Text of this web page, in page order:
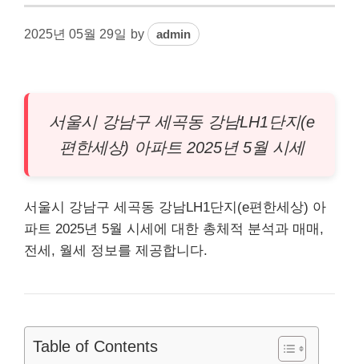
2025년 05월 29일 by admin
서울시 강남구 세곡동 강남LH1단지(e
편한세상) 아파트 2025년 5월 시세
서울시 강남구 세곡동 강남LH1단지(e편한세상) 아
파트 2025년 5월 시세에 대한 총체적 분석과 매매,
전세, 월세 정보를 제공합니다.
Table of Contents